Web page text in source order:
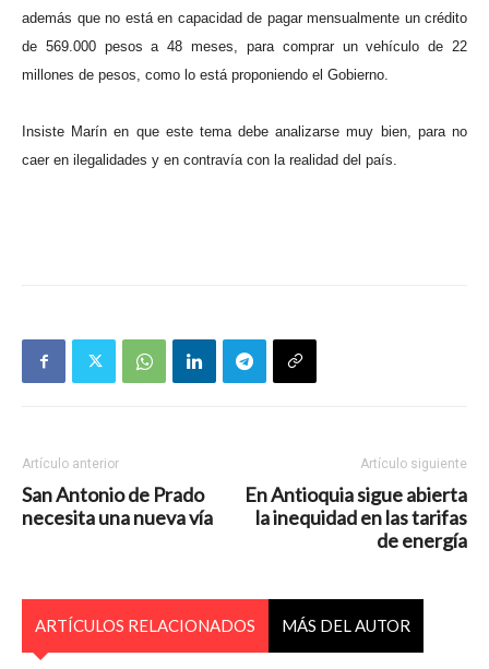
además que no está en capacidad de pagar mensualmente un crédito
de 569.000 pesos a 48 meses, para comprar un vehículo de 22
millones de pesos, como lo está proponiendo el Gobierno.
Insiste Marín en que este tema debe analizarse muy bien, para no
caer en ilegalidades y en contravía con la realidad del país.
Artículo anterior
San Antonio de Prado
necesita una nueva vía
Artículo siguiente
En Antioquia sigue abierta
la inequidad en las tarifas
de energía
ARTÍCULOS RELACIONADOS MÁS DEL AUTOR